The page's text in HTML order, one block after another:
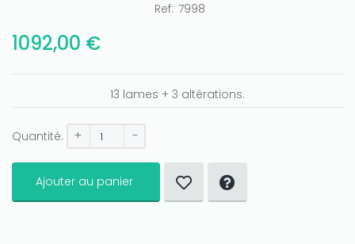
Ref: 7998
1092,00 €
13 lames + 3 altérations.
Quantité: + -
Ajouter au panier
if you really want to win a huge
amount on your credits!